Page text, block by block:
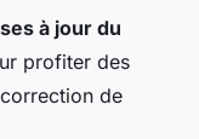
à jour du
profiter des
de